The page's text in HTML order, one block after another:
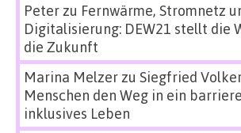
Peterzu Fernwärme, Stromnetz
Digitalisierung: DEW21 stellt die
die Zukunft
Marina Melzerzu Siegfried
Menschen den Weg in ein
inklusives Leben